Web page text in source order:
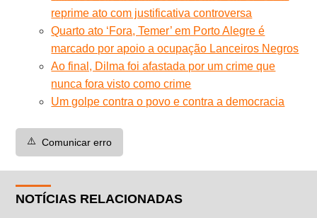
reprime ato com justificativa controversa
Quarto ato ‘Fora, Temer’ em Porto Alegre é
marcado por apoio a ocupação Lanceiros Negros
Ao final, Dilma foi afastada por um crime que
nunca fora visto como crime
Um golpe contra o povo e contra a democracia
⚠️ Comunicar erro
NOTÍCIAS RELACIONADAS